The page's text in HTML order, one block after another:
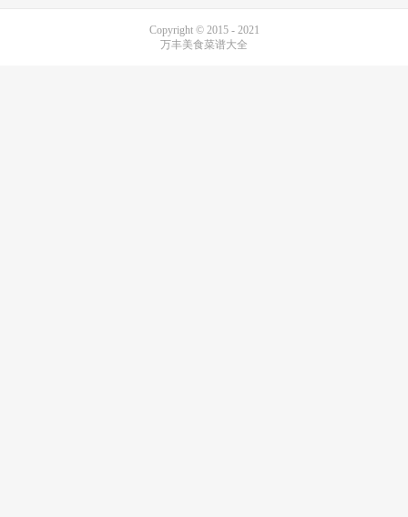
Copyright © 2015 - 2021
万丰美食菜谱大全